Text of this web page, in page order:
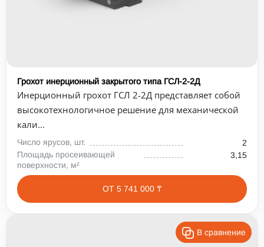
Грохот инерционный закрытого типа ГСЛ-2-2Д
Инерционный грохот ГСЛ 2-2Д представляет собой
высокотехнологичное решение для механической
кали...
Число ярусов, шт.
2
Площадь просеивающей
поверхности, м²
3,15
ОТ 5 741 000 ₸
В сравнение